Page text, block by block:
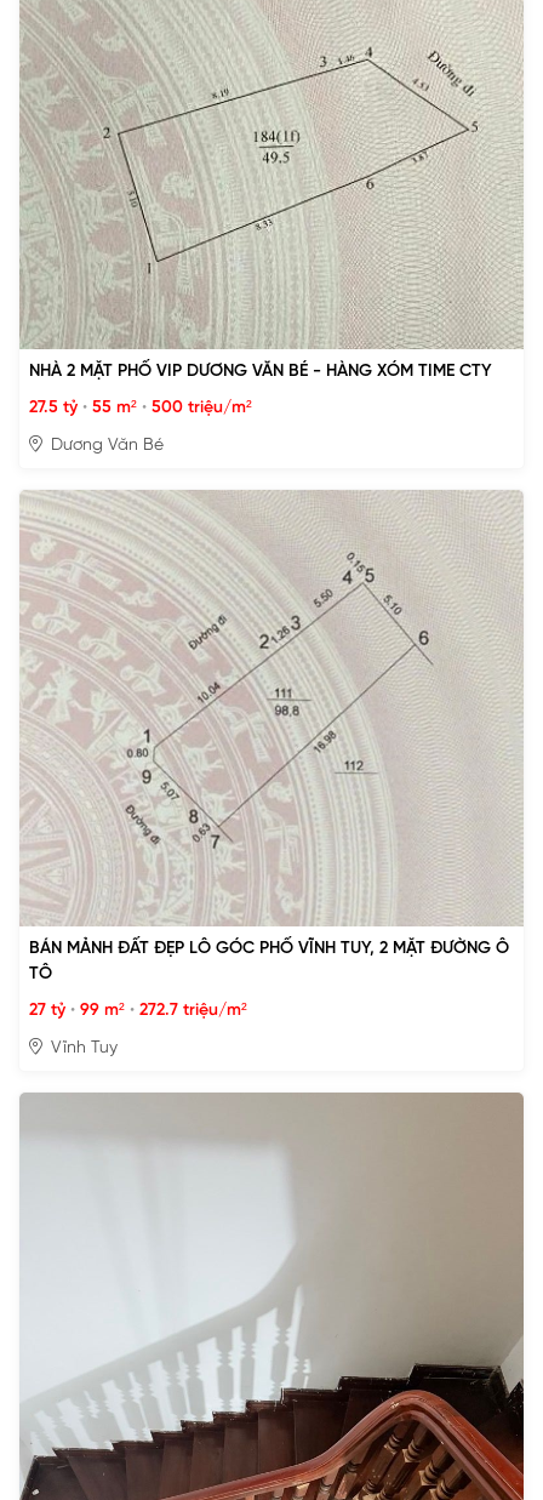
NHÀ 2 MẶT PHỐ VIP DƯƠNG VĂN BÉ - HÀNG XÓM TIME CTY
27.5 tỷ • 55 m² • 500 triệu/m²
Dương Văn Bé
BÁN MẢNH ĐẤT ĐẸP LÔ GÓC PHỐ VĨNH TUY, 2 MẶT ĐƯỜNG Ô
TÔ
27 tỷ • 99 m² • 272.7 triệu/m²
Vĩnh Tuy